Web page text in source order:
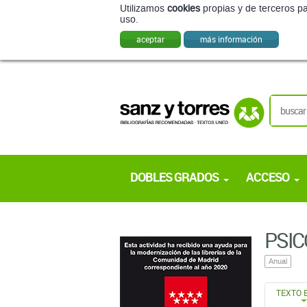
Utilizamos cookies propias y de terceros
uso.
aceptar más información
DOBLES GRADOS ACCESO
Anual
TEXTO